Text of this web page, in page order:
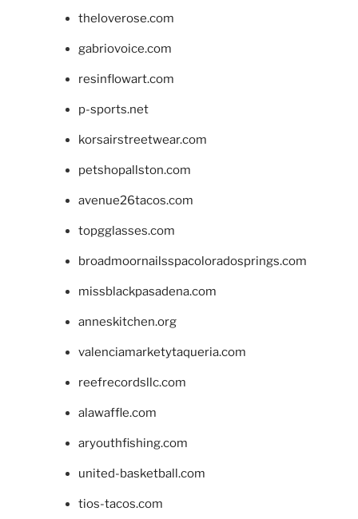
theloverose.com
gabriovoice.com
resinflowart.com
p-sports.net
korsairstreetwear.com
petshopallston.com
avenue26tacos.com
topgglasses.com
broadmoornailsspacoloradosprings.com
missblackpasadena.com
anneskitchen.org
valenciamarketytaqueria.com
reefrecordsllc.com
alawaffle.com
aryouthfishing.com
united-basketball.com
tios-tacos.com